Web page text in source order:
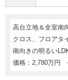
高台立地＆全室南
クロス、フロアタ
南向きの明るい
価格：2,780万円